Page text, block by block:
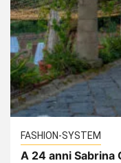
FASHION-SYSTEM
A 24 anni Sabrina